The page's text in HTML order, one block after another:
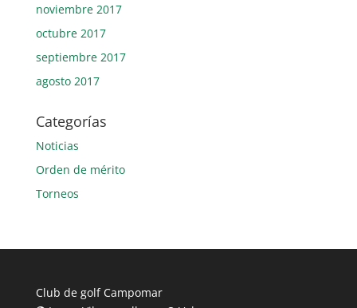
noviembre 2017
octubre 2017
septiembre 2017
agosto 2017
Categorías
Noticias
Orden de mérito
Torneos
Club de golf Campomar